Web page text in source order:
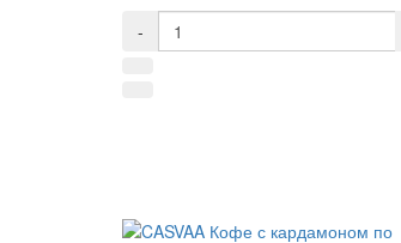
-